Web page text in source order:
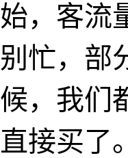
始，客流
别忙，部
候，我们
直接买了